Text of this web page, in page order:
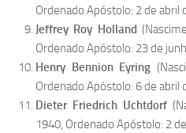
Ordenado Apóstolo: 2 de abril
Jeffrey Roy Holland
Ordenado Apóstolo: 23 de
Henry Bennion Eyring
Ordenado Apóstolo: 6 de abril
Dieter Friedrich Uchtdorf
1940, Ordenado Apóstolo: 2